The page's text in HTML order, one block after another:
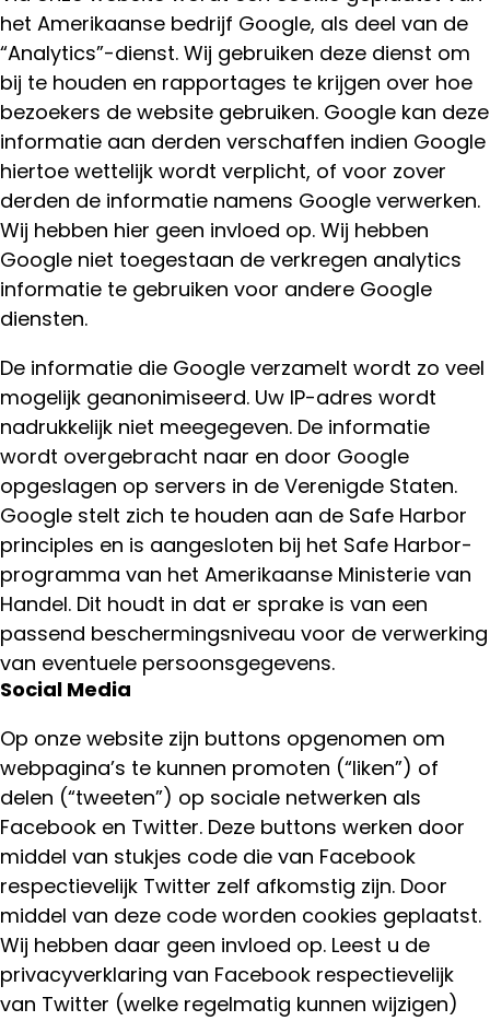
het Amerikaanse bedrijf Google, als deel van de
“Analytics”-dienst. Wij gebruiken deze dienst om
bij te houden en rapportages te krijgen over hoe
bezoekers de website gebruiken. Google kan deze
informatie aan derden verschaffen indien Google
hiertoe wettelijk wordt verplicht, of voor zover
derden de informatie namens Google verwerken.
Wij hebben hier geen invloed op. Wij hebben
Google niet toegestaan de verkregen analytics
informatie te gebruiken voor andere Google
diensten.
De informatie die Google verzamelt wordt zo veel
mogelijk geanonimiseerd. Uw IP-adres wordt
nadrukkelijk niet meegegeven. De informatie
wordt overgebracht naar en door Google
opgeslagen op servers in de Verenigde Staten.
Google stelt zich te houden aan de Safe Harbor
principles en is aangesloten bij het Safe Harbor-
programma van het Amerikaanse Ministerie van
Handel. Dit houdt in dat er sprake is van een
passend beschermingsniveau voor de verwerking
van eventuele persoonsgegevens.
Social Media
Op onze website zijn buttons opgenomen om
webpagina’s te kunnen promoten (“liken”) of
delen (“tweeten”) op sociale netwerken als
Facebook en Twitter. Deze buttons werken door
middel van stukjes code die van Facebook
respectievelijk Twitter zelf afkomstig zijn. Door
middel van deze code worden cookies geplaatst.
Wij hebben daar geen invloed op. Leest u de
privacyverklaring van Facebook respectievelijk
van Twitter (welke regelmatig kunnen wijzigen)